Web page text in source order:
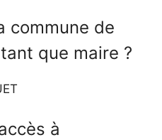
commune de
que maire ?
à